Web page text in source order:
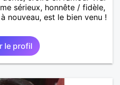
sérieux, honnête / fidèle,
nouveau, est le bien venu !
le profil